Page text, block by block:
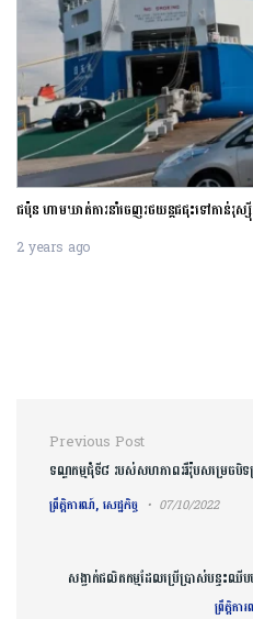
ជប៉ុន ហាមឃាត់ការនាំចេញរថយន្តជជុះទៅកាន់រុស្
2 years ago
Post
Previous Post
ទណ្ឌកម្មជុំទី៨ របស់សហភាពអឺរ៉ុបសម្រេចបិ
ព្រឹត្តិការណ៍, សេដ្ឋកិច្ច 07/10/2022
សង្វាក់ផលិតកម្មដែលប្រើប្រាស់បន្ទះ
ព្រឹត្តិកា